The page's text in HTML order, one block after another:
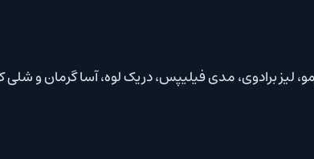
مدی فیلیپس، دریک لوه، آسا گرمان و شلی کان اشاره کرد.